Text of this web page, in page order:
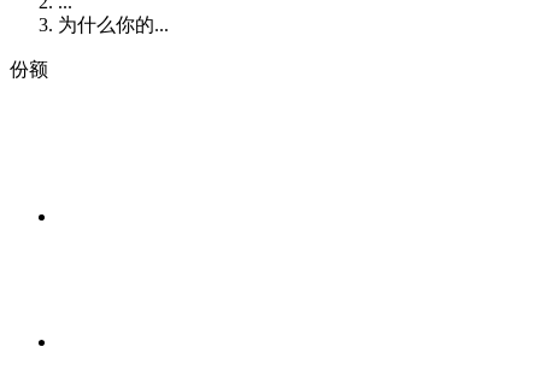
为什么你的...
份额